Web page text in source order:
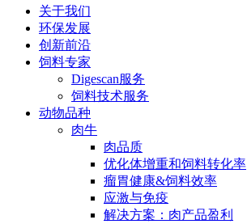
关于我们
环保发展
创新前沿
饲料专家
Digescan服务
饲料技术服务
动物品种
肉牛
肉品质
优化体增重和饲料转化率
瘤胃健康&饲料效率
应激与免疫
解决方案：肉产品盈利